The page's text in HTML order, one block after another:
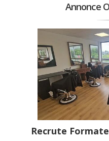
Annonce
Recrute